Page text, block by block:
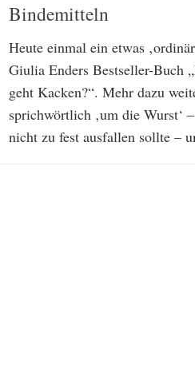
Bindemitteln
Heute einmal ein etwas
Giulia Enders Bestseller-Buch
geht Kacken?“. Mehr dazu
sprichwörtlich ‚um die Wurst‘
nicht zu fest ausfallen sollte –